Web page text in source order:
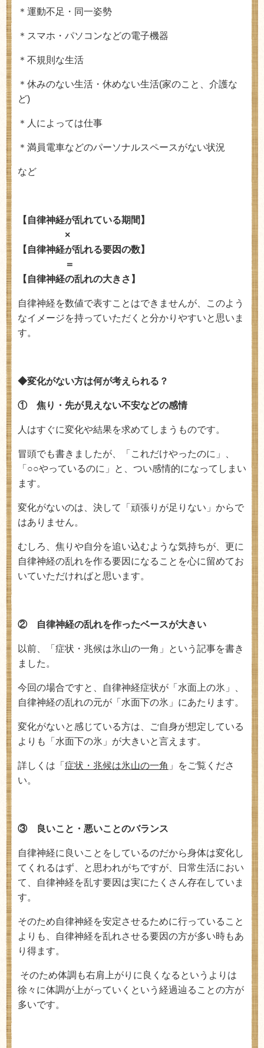
＊運動不足・同一姿勢
＊スマホ・パソコンなどの電子機器
＊不規則な生活
＊休みのない生活・休めない生活(家のこと、介護な
ど)
＊人によっては仕事
＊満員電車などのパーソナルスペースがない状況
など
【自律神経が乱れている期間】
×
【自律神経が乱れる要因の数】
＝
【自律神経の乱れの大きさ】
自律神経を数値で表すことはできませんが、このよう
なイメージを持っていただくと分かりやすいと思いま
す。
◆変化がない方は何が考えられる？
① 焦り・先が見えない不安などの感情
人はすぐに変化や結果を求めてしまうものです。
冒頭でも書きましたが、「これだけやったのに」、
「○○やっているのに」と、つい感情的になってしまい
ます。
変化がないのは、決して「頑張りが足りない」からで
はありません。
むしろ、焦りや自分を追い込むような気持ちが、更に
自律神経の乱れを作る要因になることを心に留めてお
いていただければと思います。
② 自律神経の乱れを作ったベースが大きい
以前、「症状・兆候は氷山の一角」という記事を書き
ました。
今回の場合ですと、自律神経症状が「水面上の氷」、
自律神経の乱れの元が「水面下の氷」にあたります。
変化がないと感じている方は、ご自身が想定している
よりも「水面下の氷」が大きいと言えます。
詳しくは「 症状・兆候は氷山の一角 」をご覧くださ
い。
③ 良いこと・悪いことのバランス
自律神経に良いことをしているのだから身体は変化し
てくれるはず、と思われがちですが、日常生活におい
て、自律神経を乱す要因は実にたくさん存在していま
す。
そのため自律神経を安定させるために行っていること
よりも、自律神経を乱れさせる要因の方が多い時もあ
り得ます。
そのため体調も右肩上がりに良くなるというよりは
徐々に体調が上がっていくという経過辿ることの方が
多いです。